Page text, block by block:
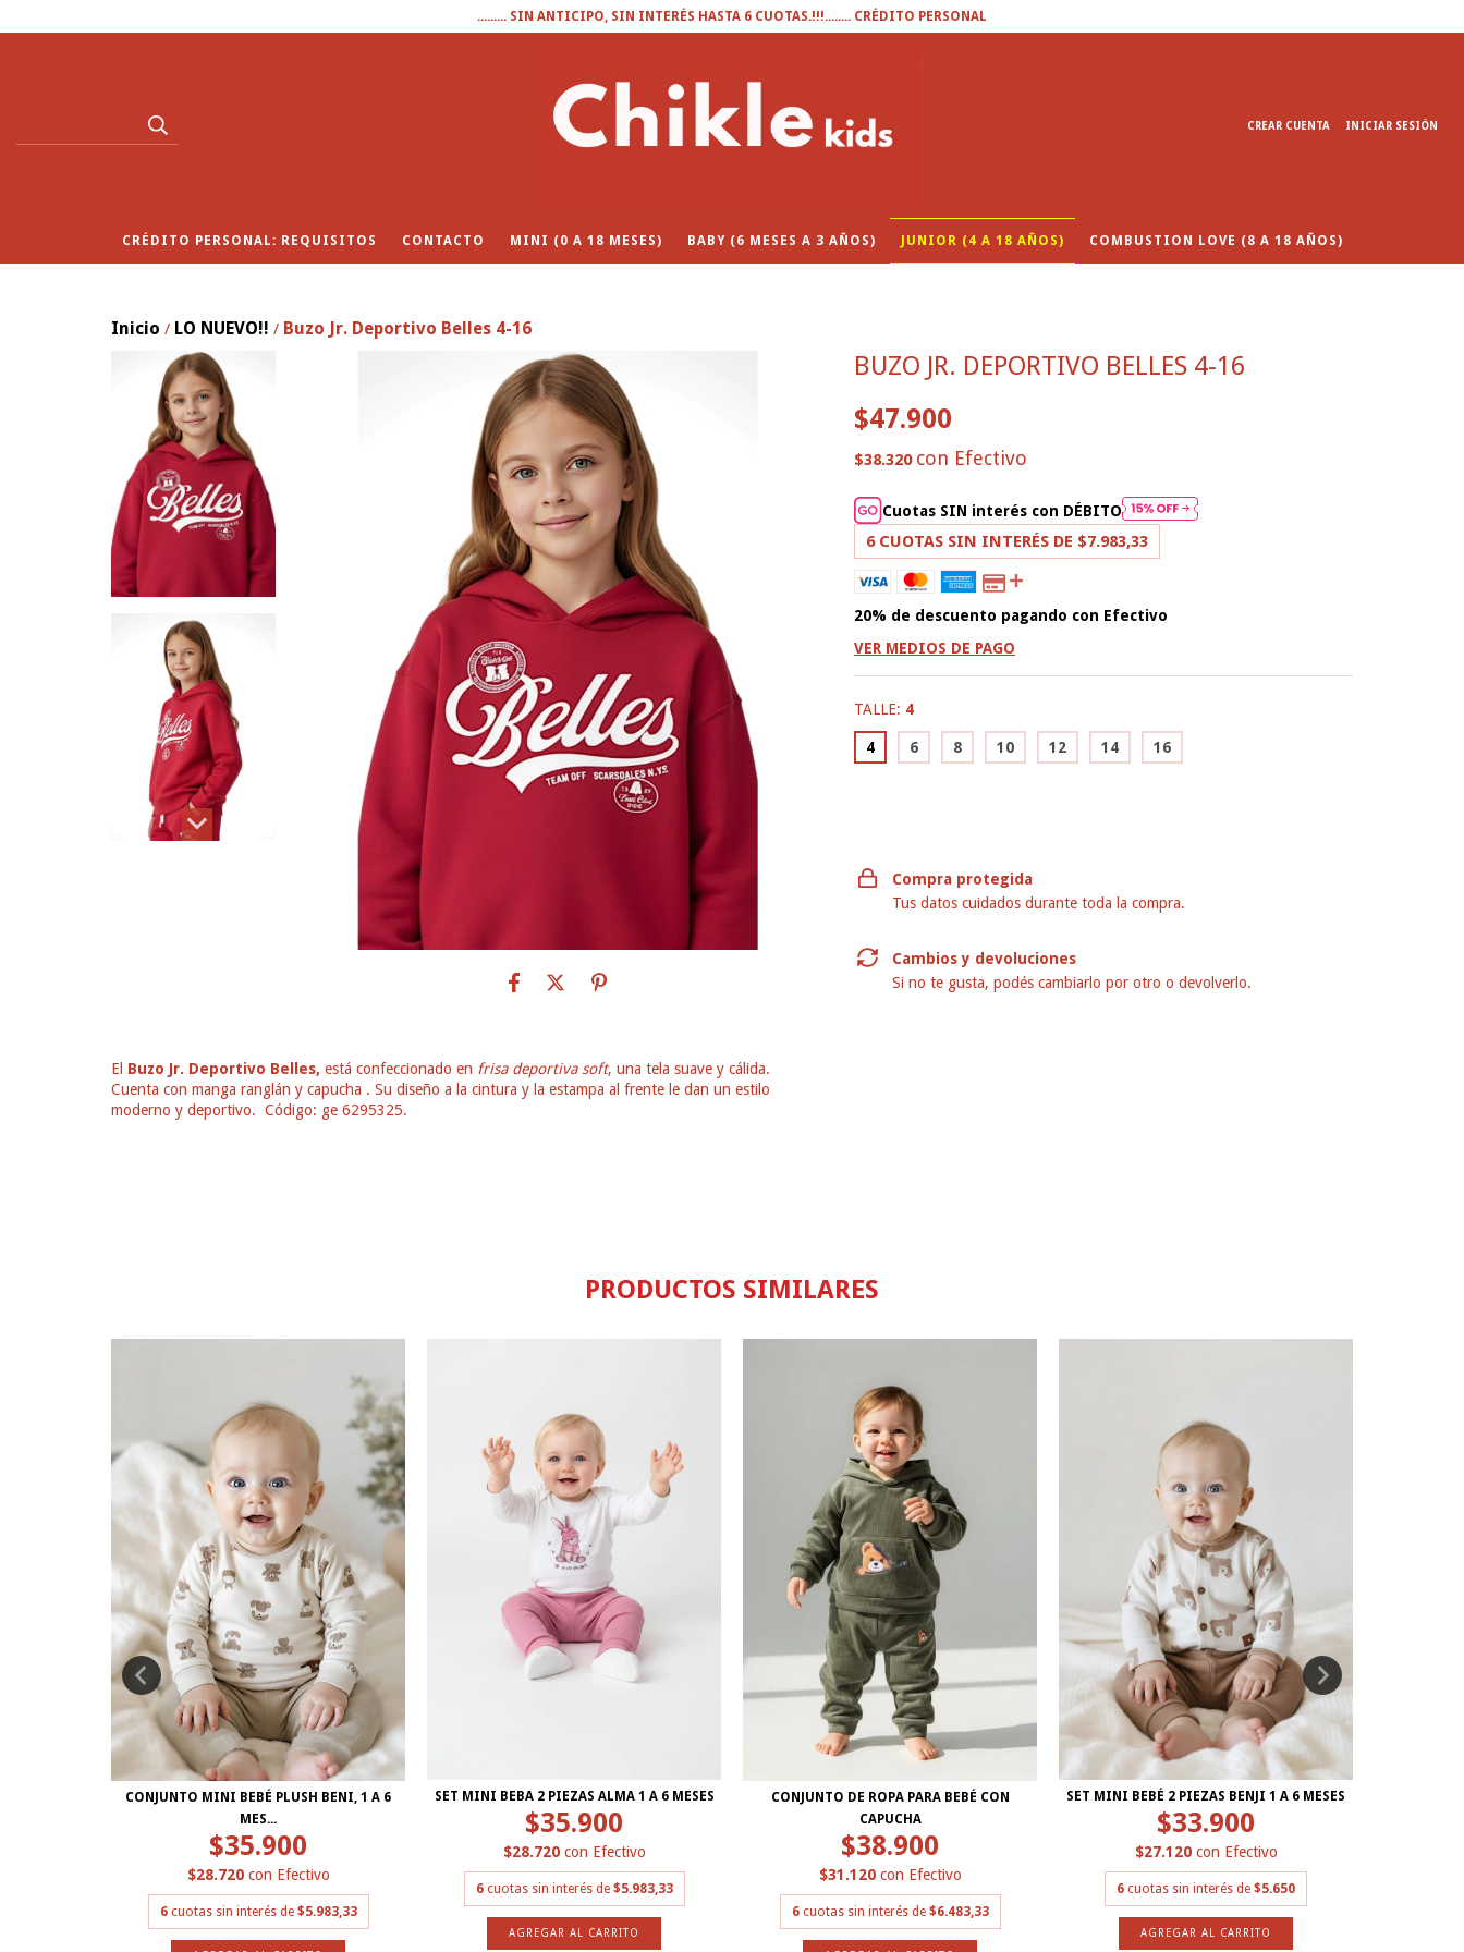
......... SIN ANTICIPO, SIN INTERÉS HASTA 6 CUOTAS.!!!........ CRÉDITO PERSONAL
CREAR CUENTA INICIAR SESIÓN
CRÉDITO PERSONAL: REQUISITOS CONTACTO MINI (0 A 18 MESES) BABY (6 MESES A 3 AÑOS) JUNIOR (4 A 18 AÑOS) COMBUSTION LOVE (8 A 18 AÑOS)
Inicio / LO NUEVO!! / Buzo Jr. Deportivo Belles 4-16
El Buzo Jr. Deportivo Belles, está confeccionado en frisa deportiva soft, una tela suave y cálida.
Cuenta con manga ranglán y capucha . Su diseño a la cintura y la estampa al frente le dan un estilo
moderno y deportivo. Código: ge 6295325.
BUZO JR. DEPORTIVO BELLES 4-16
$47.900
$38.320 con Efectivo
Cuotas SIN interés con DÉBITO
6 CUOTAS SIN INTERÉS DE $7.983,33
20% de descuento pagando con Efectivo
VER MEDIOS DE PAGO
TALLE: 4
4 6 8 10 12 14 16
Compra protegida
Tus datos cuidados durante toda la compra.
Cambios y devoluciones
Si no te gusta, podés cambiarlo por otro o devolverlo.
PRODUCTOS SIMILARES
CONJUNTO MINI BEBÉ PLUSH BENI, 1 A 6
MES...
$35.900
$28.720 con Efectivo
6 cuotas sin interés de $5.983,33
SET MINI BEBA 2 PIEZAS ALMA 1 A 6 MESES
$35.900
$28.720 con Efectivo
6 cuotas sin interés de $5.983,33
AGREGAR AL CARRITO
CONJUNTO DE ROPA PARA BEBÉ CON
CAPUCHA
$38.900
$31.120 con Efectivo
6 cuotas sin interés de $6.483,33
SET MINI BEBÉ 2 PIEZAS BENJI 1 A 6 MESES
$33.900
$27.120 con Efectivo
6 cuotas sin interés de $5.650
AGREGAR AL CARRITO